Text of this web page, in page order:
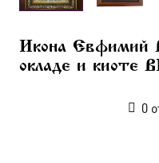
Икона Евфимий
окладе и киоте
0